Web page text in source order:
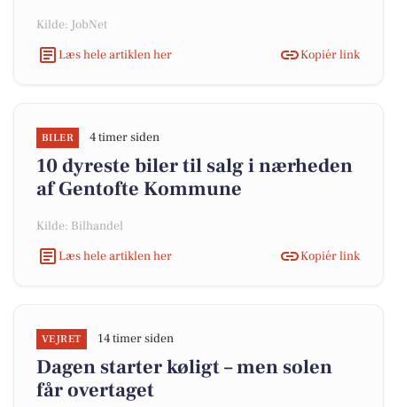
Kilde: JobNet
Læs hele artiklen her
Kopiér link
BILER 4 timer siden
10 dyreste biler til salg i nærheden
af Gentofte Kommune
Kilde: Bilhandel
Læs hele artiklen her
Kopiér link
VEJRET 14 timer siden
Dagen starter køligt – men solen
får overtaget